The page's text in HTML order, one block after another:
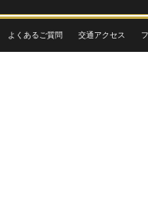
よくあるご質問 交通アクセス